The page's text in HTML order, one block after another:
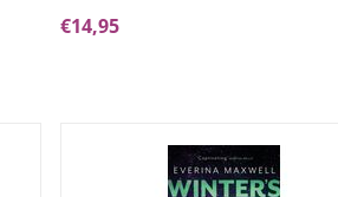
€14,95